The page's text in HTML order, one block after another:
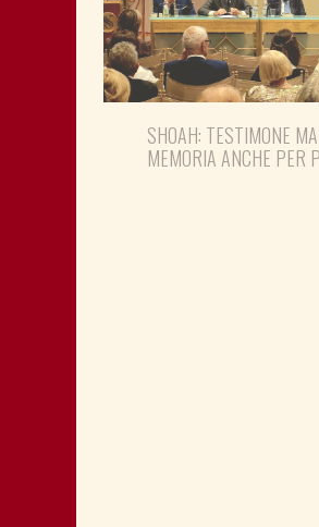
SHOAH: TESTIMONE
MEMORIA ANCHE PER